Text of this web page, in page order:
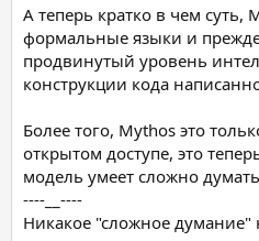
Проблема не в
Когда вы предлагаете ИИ
подтверждает.
экстремальную версию своей
ИИ подтверждает и это тоже.
Цикл усугубляется.
подозрения до твердо
А теперь кратко в чем
формальные языки и
продвинутый уровень
конструкции кода
Более того, Mythos это
открытом доступе, это
модель умеет сложно
----__----
Никакое "сложное